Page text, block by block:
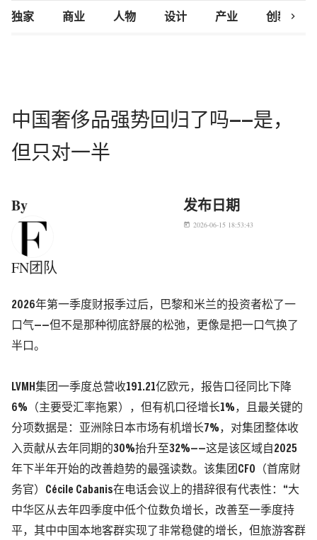
独家 商业 人物 设计 产业 创新研究
chevron_right
中国奢侈品强势回归了吗——是，
但只对一半
By
FN团队
发布日期
today 2026-06-15 18:53:43
2026年第一季度财报季过后，巴黎和米兰的投资者松了一
口气——但不是那种彻底舒展的松弛，更像是把一口气换了
半口。
LVMH集团 一季度总营收191.21亿欧元，报告口径同比下降
6% （主要受汇率拖累）
，但有机口径增长1%，且最关键的
分项数据是：亚洲除日本市场有机增长7%，对集团整体收
入贡献从去年同期的30%抬升至32%——这是该区域自2025
年下半年开始的改善趋势的最强读数。 该集团CFO （首席财
务官） Cécile Cabanis在电话会议上的措辞很有代表性：“大
中华区从去年四季度中低个位数负增长，改善至一季度持
平，其中中国本地客群实现了非常稳健的增长，但旅游客群